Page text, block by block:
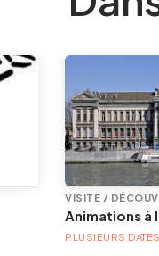
VISITE /
PLUSIEURS